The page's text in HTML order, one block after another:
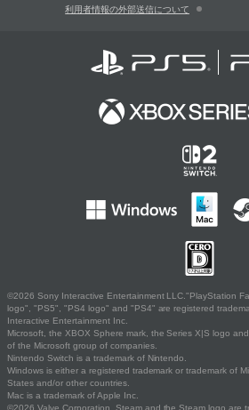
利用者情報の外部送信について
©2026 Sony Interactive Entertainment LLC."PlayStation
logo", "PS5", "PS4 logo" and "PS4" are registered
Interactive Entertainment Inc.
Microsoft, the XBOX Sphere mark, the Series X|S logo
of the Microsoft group of companies.
Nintendo Switch is a trademark of Nintendo.
Windows is either a registered trademark or trademark of
States and/or other countries.
Mac is a trademark of Apple Inc.
©2026 Valve Corporation. Steam and the Steam logo are